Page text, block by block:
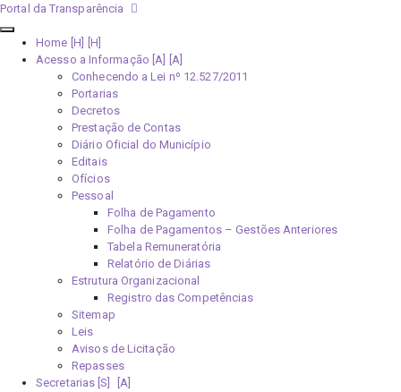
Portal da Transparência
Home [H]
Acesso a Informação [A]
Conhecendo a Lei nº 12.527/2011
Portarias
Decretos
Prestação de Contas
Diário Oficial do Município
Editais
Ofícios
Pessoal
Folha de Pagamento
Folha de Pagamentos – Gestões Anteriores
Tabela Remuneratória
Relatório de Diárias
Estrutura Organizacional
Registro das Competências
Sitemap
Leis
Avisos de Licitação
Repasses
Secretarias [S]